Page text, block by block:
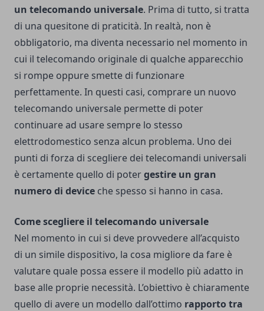
un telecomando universale. Prima di tutto, si tratta
di una quesitone di praticità. In realtà, non è
obbligatorio, ma diventa necessario nel momento in
cui il telecomando originale di qualche apparecchio
si rompe oppure smette di funzionare
perfettamente. In questi casi, comprare un nuovo
telecomando universale permette di poter
continuare ad usare sempre lo stesso
elettrodomestico senza alcun problema. Uno dei
punti di forza di scegliere dei telecomandi universali
è certamente quello di potergestire un gran
numero di device che spesso si hanno in casa.
Come scegliere il telecomando universale
Nel momento in cui si deve provvedere all’acquisto
di un simile dispositivo, la cosa migliore da fare è
valutare quale possa essere il modello più adatto in
base alle proprie necessità. L’obiettivo è chiaramente
quello di avere un modello dall’ottimo rapporto tra